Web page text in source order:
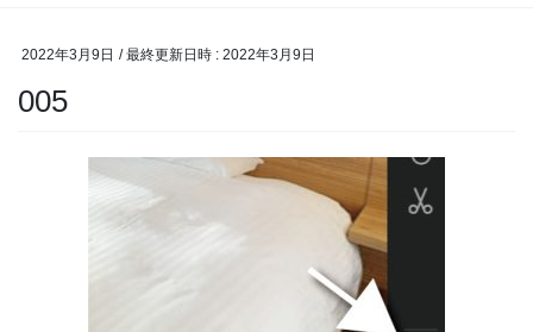
2022年3月9日 / 最終更新日時 : 2022年3月9日
005